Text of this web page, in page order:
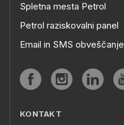
Spletna mesta Petrol
Petrol raziskovalni panel
Email in SMS obveščanje
KONTAKT